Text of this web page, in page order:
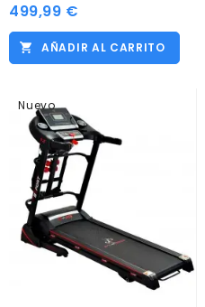
499,99 €
AÑADIR AL CARRITO
Nuevo